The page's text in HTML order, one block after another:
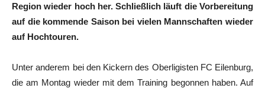
Region wieder hoch her. Schließlich läuft die Vorbereitung
auf die kommende Saison bei vielen Mannschaften wieder
auf Hochtouren.
Unter anderem bei den Kickern des Oberligisten FC Eilenburg,
die am Montag wieder mit dem Training begonnen haben. Auf